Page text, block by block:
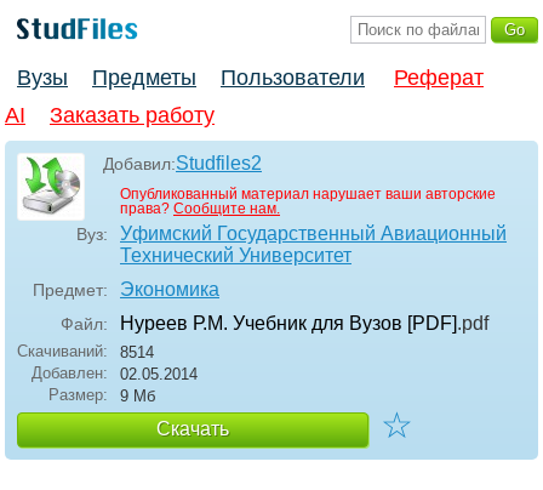
Вузы Предметы Пользователи
Реферат
AI
Заказать работу
Добавил:Studfiles2
Опубликованный материал нарушает ваши авторские
права? Сообщите нам.
Вуз:
Уфимский Государственный Авиационный
Технический Университет
Предмет: Экономика
Файл: Нуреев Р.М. Учебник для Вузов [PDF].pdf
Скачиваний:
8514
Добавлен:
02.05.2014
Размер:
9 Мб
Скачать ☆